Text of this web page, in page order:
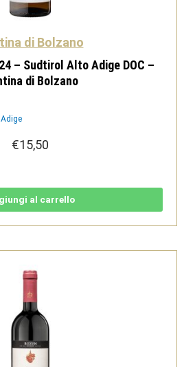
di Bolzano
– Sudtirol Alto Adige DOC –
di Bolzano
€15,50
al carrello